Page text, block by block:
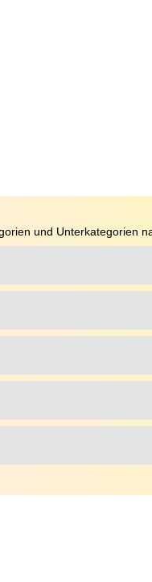
und Unterkategorien